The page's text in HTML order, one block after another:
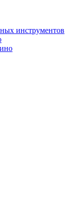
инструментов